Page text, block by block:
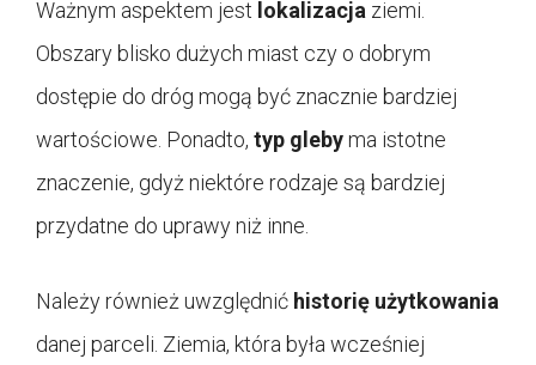
Ważnym aspektem jest lokalizacja ziemi.
Obszary blisko dużych miast czy o dobrym
dostępie do dróg mogą być znacznie bardziej
wartościowe. Ponadto, typ glebyma istotne
znaczenie, gdyż niektóre rodzaje są bardziej
przydatne do uprawy niż inne.
Należy również uwzględnić historię użytkowania
danej parceli. Ziemia, która była wcześniej